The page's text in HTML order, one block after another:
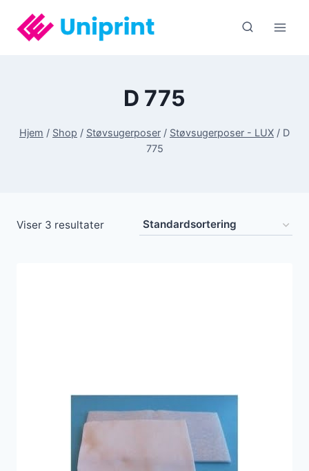
indhold
D 775
Hjem / Shop / Støvsugerposer / Støvsugerposer - LUX / D
775
Viser 3 resultater